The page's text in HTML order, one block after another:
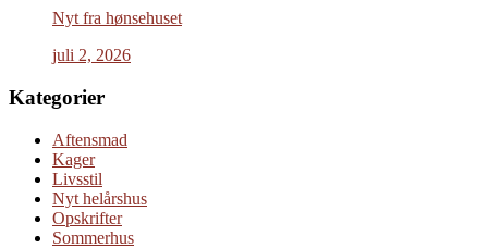
Nyt fra hønsehuset
juli 2, 2026
Kategorier
Aftensmad
Kager
Livsstil
Nyt helårshus
Opskrifter
Sommerhus